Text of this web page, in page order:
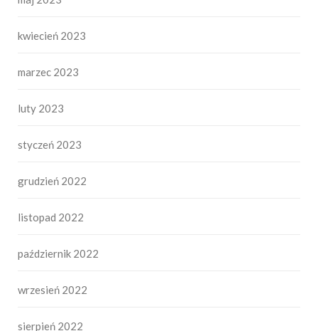
kwiecień 2023
marzec 2023
luty 2023
styczeń 2023
grudzień 2022
listopad 2022
październik 2022
wrzesień 2022
sierpień 2022